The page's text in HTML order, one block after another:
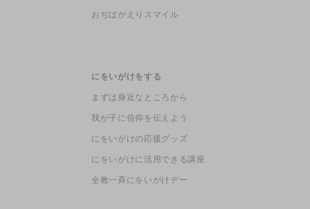
おぢばがえりスマイル
にをいがけをする
まずは身近なところから
我が子に信仰を伝えよう
にをいがけの応援グッズ
にをいがけに活用できる講座
全教一斉にをいがけデー